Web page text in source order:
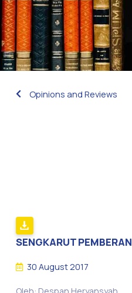
Opinions and Reviews
SENGKARUT
30 August 2017